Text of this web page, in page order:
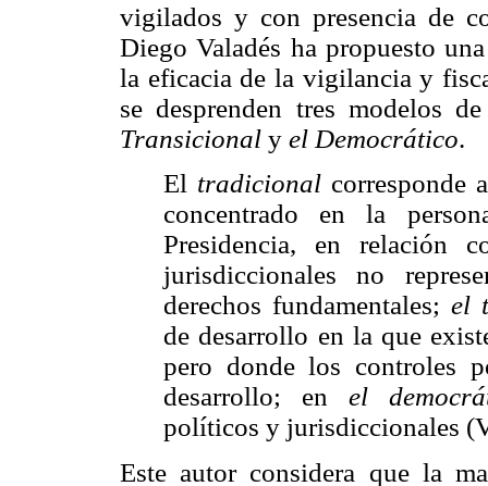
vigilados y con presencia de
Diego Valadés ha propuesto
la eficacia de la vigilancia y
se desprenden tres modelos
Transicional y el Democrático.
El tradicional corresponde
concentrado en la
Presidencia, en relación
jurisdiccionales no
derechos fundamentales; el
de desarrollo en la que
pero donde los controles
desarrollo; enel
políticos y jurisdiccionales
Este autor considera que la